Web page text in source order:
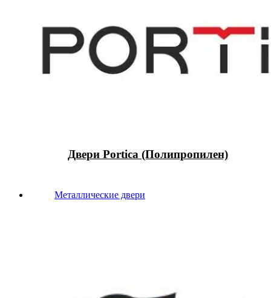
Двери Portica (Полипропилен)
Металлические двери